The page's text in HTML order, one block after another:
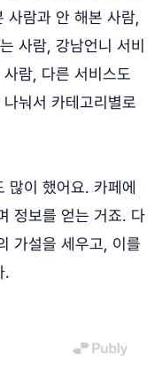
사람과 안 해본 사람,
사람, 강남언니 서비
람, 다른 서비스도
눠서 카테고리별로
많이 했어요. 카페에
정보를 얻는 거죠. 다
가설을 세우고, 이를
.